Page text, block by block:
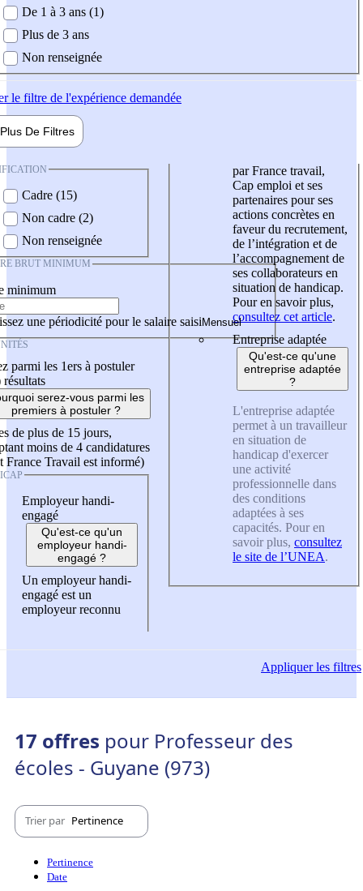
De 1 à 3 ans (1)
Plus de 3 ans
Non renseignée
le filtre de l'expérience demandée
Plus De Filtres
Cadre (15)
Non cadre (2)
Non renseignée
BRUT MINIMUM
minimum
une périodicité pour le salaire saisi
parmi les 1ers à postuler
résultats
serez-vous parmi les
premiers à postuler ?
de plus de 15 jours,
moins de 4 candidatures
France Travail est informé)
Employeur handi-
engagé
Qu'est-ce qu'un
employeur handi-
engagé ?
Un employeur handi-
engagé est un
employeur reconnu
par France travail,
Cap emploi et ses
partenaires pour ses
actions concrètes en
faveur du recrutement,
de l’intégration et de
l’accompagnement de
ses collaborateurs en
situation de handicap.
Pour en savoir plus,
consultez cet article.
Entreprise adaptée
Qu'est-ce qu'une
entreprise adaptée
?
L'entreprise adaptée
permet à un travailleur
en situation de
handicap d'exercer
une activité
professionnelle dans
des conditions
adaptées à ses
capacités. Pour en
savoir plus, consultez
le site de l’UNEA.
Appliquerles filtres
17 offres pour Professeur des
écoles - Guyane (973)
Trier par Pertinence
Pertinence
Date